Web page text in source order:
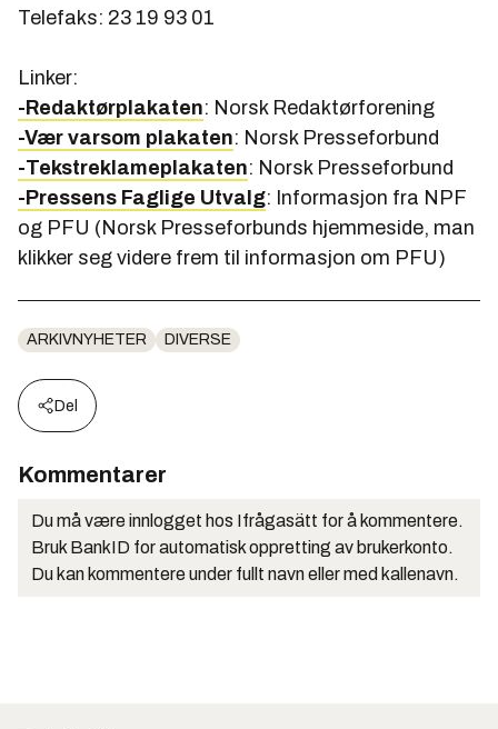
Telefaks: 23 19 93 01
Linker:
-Redaktørplakaten: Norsk Redaktørforening
-Vær varsom plakaten: Norsk Presseforbund
-Tekstreklameplakaten: Norsk Presseforbund
-Pressens Faglige Utvalg: Informasjon fra NPF
og PFU (Norsk Presseforbunds hjemmeside, man
klikker seg videre frem til informasjon om PFU)
ARKIVNYHETER DIVERSE
Del
Kommentarer
Du må være innlogget hos Ifrågasätt for å kommentere.
Bruk BankID for automatisk oppretting av brukerkonto.
Du kan kommentere under fullt navn eller med kallenavn.